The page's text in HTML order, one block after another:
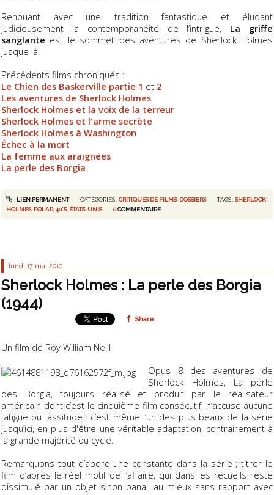
Renouant avec une tradition fantastique et éludant
judicieusement la contemporanéité de l’intrigue, La griffe
sanglante est le sommet des aventures de Sherlock Holmes
jusque là.
Précédents films chroniqués :
Le Chien des Baskerville partie 1 et 2
Les aventures de Sherlock Holmes
Sherlock Holmes et la voix de la terreur
Sherlock Holmes et l'arme secrète
Sherlock Holmes à Washington
Échec à la mort
La femme aux araignées
La perle des Borgia
LIEN PERMANENT CATÉGORIES :CRITIQUES DE FILMS, DOSSIERS TAGS :SHERLOCK
HOLMES, POLAR,40'S, ÉTATS-UNIS 0COMMENTAIRE
lundi 17 mai 2010
Sherlock Holmes : La perle des Borgia
(1944)
Share
Un film de Roy William Neill
Opus 8 des aventures de
Sherlock Holmes, La perle
des Borgia, toujours réalisé et produit par le réalisateur
américain dont c’est le cinquième film consécutif, n’accuse aucune
fatigue ou lassitude : c’est même l’un des plus beaux de la série
jusqu’ici, en plus d'être une véritable adaptation, contrairement à
la grande majorité du cycle.
Remarquons tout d’abord une constante dans la série ; titrer le
film d’après le réel motif de l’affaire, qui dans les recueils reste
dissimulé par un objet sinon banal, au mieux sans rapport avec